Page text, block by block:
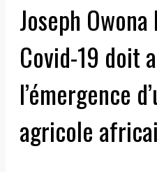
Joseph
Covid-19 doit
l’émergence
agricole